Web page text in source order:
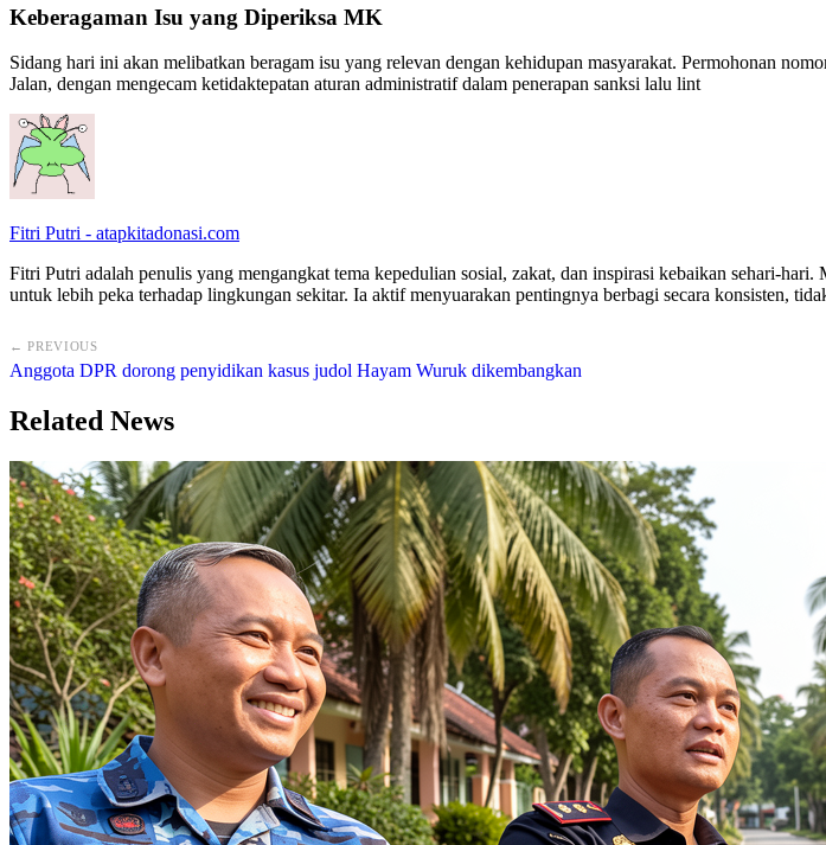
Keberagaman Isu yang Diperiksa MK
Sidang hari ini akan melibatkan beragam isu yang relevan dengan kehidupan masyarakat. Permohonan
Jalan, dengan mengecam ketidaktepatan aturan administratif dalam penerapan sanksi lalu lint
Fitri Putri - atapkitadonasi.com
Fitri Putri adalah penulis yang mengangkat tema kepedulian sosial, zakat, dan inspirasi kebaikan sehari-
untuk lebih peka terhadap lingkungan sekitar. Ia aktif menyuarakan pentingnya berbagi secara konsisten,
← PREVIOUS
Anggota DPR dorong penyidikan kasus judol Hayam Wuruk dikembangkan
Related News